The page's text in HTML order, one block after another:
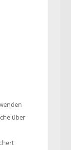
über